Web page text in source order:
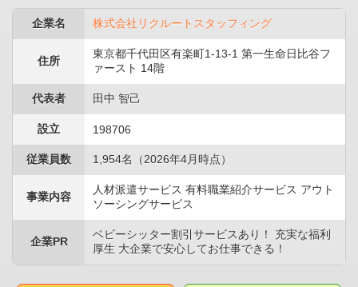
企業名 株式会社リクルートスタッフィング
住所
東京都千代田区有楽町1-13-1 第一生命日比谷フ
ァースト 14階
代表者 田中 智己
設立 198706
従業員数 1,954名（2026年4月時点）
事業内容
人材派遣サービス 有料職業紹介サービス アウト
ソーシングサービス
企業PR
ベビーシッター割引サービスあり！ 充実な福利
厚生 大企業で安心してお仕事できる！